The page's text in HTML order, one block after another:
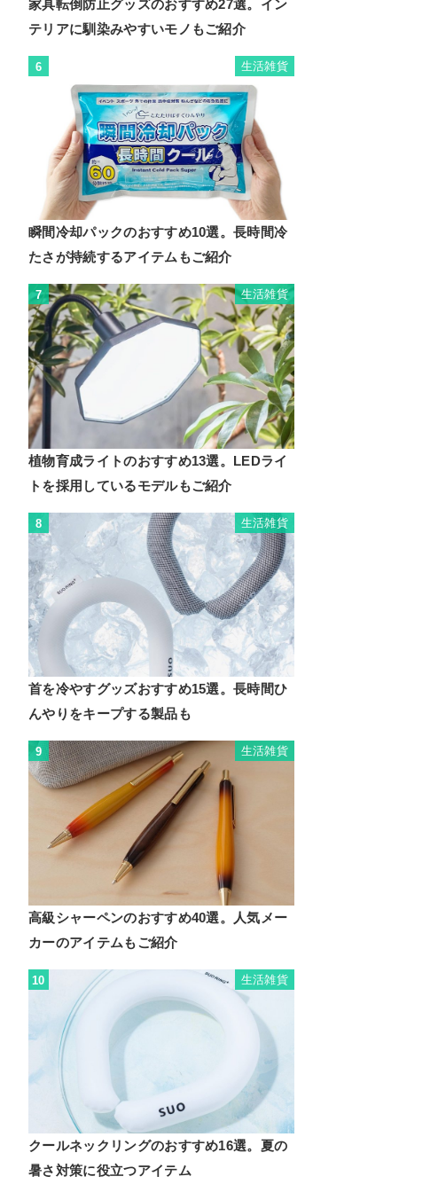
家具転倒防止グッズのおすすめ27選。イン
テリアに馴染みやすいモノもご紹介
6 生活雑貨
瞬間冷却パックのおすすめ10選。長時間冷
たさが持続するアイテムもご紹介
7 生活雑貨
植物育成ライトのおすすめ13選。LEDライ
トを採用しているモデルもご紹介
8 生活雑貨
首を冷やすグッズおすすめ15選。長時間ひ
んやりをキープする製品も
9 生活雑貨
高級シャーペンのおすすめ40選。人気メー
カーのアイテムもご紹介
10 生活雑貨
クールネックリングのおすすめ16選。夏の
暑さ対策に役立つアイテム